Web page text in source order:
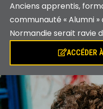
Anciens apprentis,
communauté « Alumni »
Normandie serait ravie
ACCÉDER